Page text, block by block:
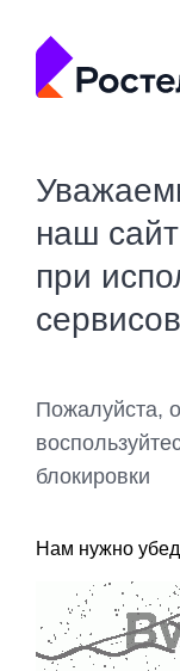
наш
при
сервисов
Пожалуйста,
блокировки
Нам нужно